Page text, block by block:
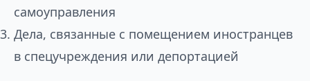
самоуправления
Дела, связанные с помещением иностранцев
в спецучреждения или депортацией